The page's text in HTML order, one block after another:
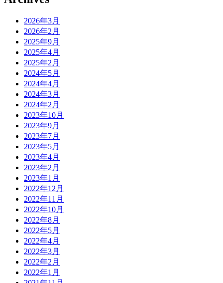
2026年3月
2026年2月
2025年9月
2025年4月
2025年2月
2024年5月
2024年4月
2024年3月
2024年2月
2023年10月
2023年9月
2023年7月
2023年5月
2023年4月
2023年2月
2023年1月
2022年12月
2022年11月
2022年10月
2022年8月
2022年5月
2022年4月
2022年3月
2022年2月
2022年1月